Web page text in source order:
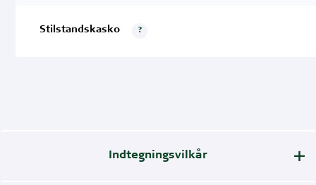
Stilstandskasko ?
Indtegningsvilkår